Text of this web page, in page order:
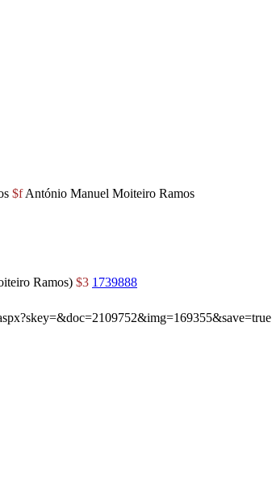
$fAntónio Manuel Moiteiro Ramos
Ramos) $3 1739888